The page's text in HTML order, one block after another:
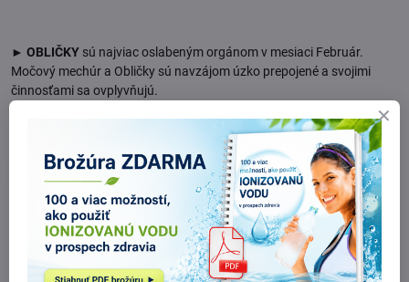
► OBLIČKY sú najviac oslabeným orgánomv mesiaci Február.
Močový mechúr a Obličky sú navzájom úzko prepojené a svojimi
činnosťami sa ovplyvňujú.
Ako podporiť činnosťobličieknájdete na tomto odkaze.
Pozícia Parametre